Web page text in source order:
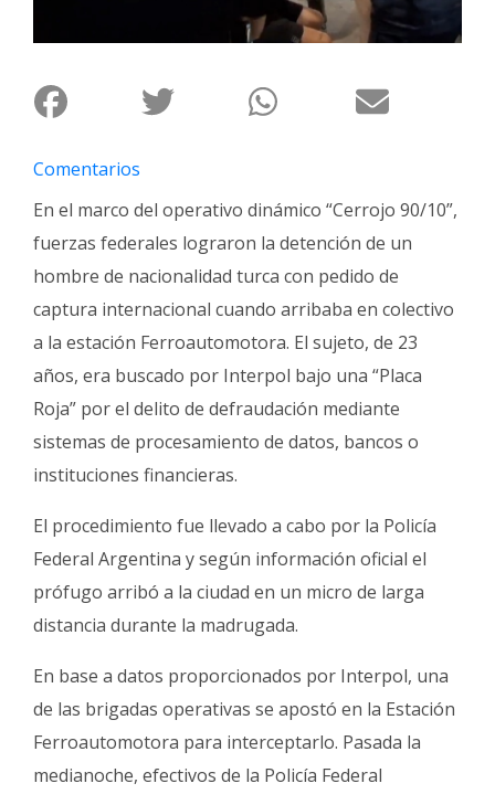
Cartelera
de
Familia
Clasificados
Fúnebres
Comentarios
En el marco del operativo dinámico “Cerrojo 90/10”,
fuerzas federales lograron la detención de un
hombre de nacionalidad turca con pedido de
captura internacional cuando arribaba en colectivo
a la estación Ferroautomotora. El sujeto, de 23
años, era buscado por Interpol bajo una “Placa
Roja” por el delito de defraudación mediante
sistemas de procesamiento de datos, bancos o
instituciones financieras.
El procedimiento fue llevado a cabo por la Policía
Federal Argentina y según información oficial el
prófugo arribó a la ciudad en un micro de larga
distancia durante la madrugada.
En base a datos proporcionados por Interpol, una
de las brigadas operativas se apostó en la Estación
Ferroautomotora para interceptarlo. Pasada la
medianoche, efectivos de la Policía Federal